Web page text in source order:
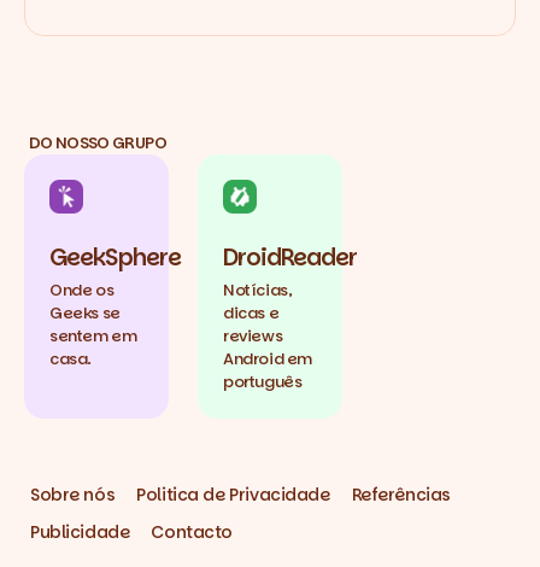
DO NOSSO GRUPO
GeekSphere
Onde os
Geeks se
sentem em
casa.
DroidReader
Notícias,
dicas e
reviews
Android em
português
Sobre nós Politica de Privacidade
Referências
Publicidade
Contacto